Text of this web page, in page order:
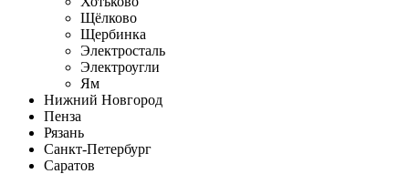
Щёлково
Щербинка
Электросталь
Электроугли
Ям
Нижний Новгород
Пенза
Рязань
Санкт-Петербург
Саратов